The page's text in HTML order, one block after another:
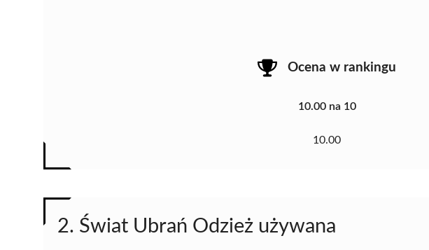
Ocena w rankingu
10.00 na 10
10.00
2. Świat Ubrań Odzież używana